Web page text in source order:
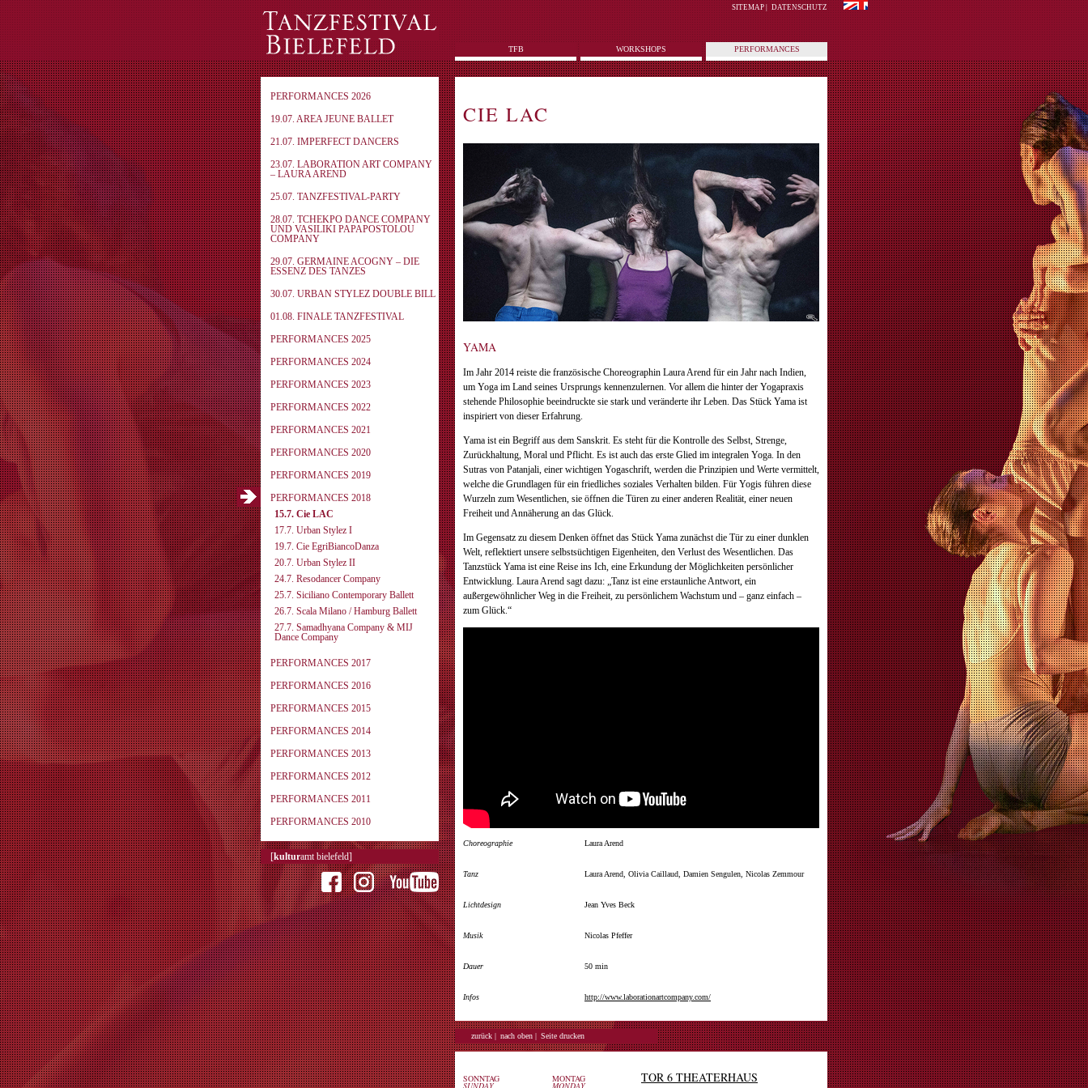
SITEMAP| DATENSCHUTZ
TFB WORKSHOPS PERFORMANCES
PERFORMANCES 2026
19.07. AREA JEUNE BALLET
21.07. IMPERFECT DANCERS
23.07. LABORATION ART COMPANY
– LAURA AREND
25.07. TANZFESTIVAL-PARTY
28.07. TCHEKPO DANCE COMPANY
UND VASILIKI PAPAPOSTOLOU
COMPANY
29.07. GERMAINE ACOGNY – DIE
ESSENZ DES TANZES
30.07. URBAN STYLEZ DOUBLE BILL
01.08. FINALE TANZFESTIVAL
PERFORMANCES 2025
PERFORMANCES 2024
PERFORMANCES 2023
PERFORMANCES 2022
PERFORMANCES 2021
PERFORMANCES 2020
PERFORMANCES 2019
PERFORMANCES 2018
15.7. Cie LAC
17.7. Urban Stylez I
19.7. Cie EgriBiancoDanza
20.7. Urban Stylez II
24.7. Resodancer Company
25.7. Siciliano Contemporary Ballett
26.7. Scala Milano / Hamburg Ballett
27.7. Samadhyana Company & MIJ
Dance Company
PERFORMANCES 2017
PERFORMANCES 2016
PERFORMANCES 2015
PERFORMANCES 2014
PERFORMANCES 2013
PERFORMANCES 2012
PERFORMANCES 2011
PERFORMANCES 2010
[kulturamt bielefeld]
CIE LAC
YAMA
Im Jahr 2014 reiste die französische Choreographin Laura Arend für ein Jahr nach Indien,
um Yoga im Land seines Ursprungs kennenzulernen. Vor allem die hinter der Yogapraxis
stehende Philosophie beeindruckte sie stark und veränderte ihr Leben. Das Stück Yama ist
inspiriert von dieser Erfahrung.
Yama ist ein Begriff aus dem Sanskrit. Es steht für die Kontrolle des Selbst, Strenge,
Zurückhaltung, Moral und Pflicht. Es ist auch das erste Glied im integralen Yoga. In den
Sutras von Patanjali, einer wichtigen Yogaschrift, werden die Prinzipien und Werte vermittelt,
welche die Grundlagen für ein friedliches soziales Verhalten bilden. Für Yogis führen diese
Wurzeln zum Wesentlichen, sie öffnen die Türen zu einer anderen Realität, einer neuen
Freiheit und Annäherung an das Glück.
Im Gegensatz zu diesem Denken öffnet das Stück Yama zunächst die Tür zu einer dunklen
Welt, reflektiert unsere selbstsüchtigen Eigenheiten, den Verlust des Wesentlichen. Das
Tanzstück Yama ist eine Reise ins Ich, eine Erkundung der Möglichkeiten persönlicher
Entwicklung. Laura Arend sagt dazu: „Tanz ist eine erstaunliche Antwort, ein
außergewöhnlicher Weg in die Freiheit, zu persönlichem Wachstum und – ganz einfach –
zum Glück.“
Choreographie Laura Arend
Tanz Laura Arend, Olivia Caillaud, Damien Sengulen, Nicolas Zemmour
Lichtdesign Jean Yves Beck
Musik Nicolas Pfeffer
Dauer 50 min
Infos http://www.laborationartcompany.com/
zurück | nach oben | Seite drucken
SONNTAG
SUNDAY
MONTAG
MONDAY
TOR 6 THEATERHAUS